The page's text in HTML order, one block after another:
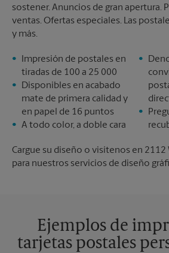
sostener. Anuncios de gran apertura.
ventas. Ofertas especiales. Las
y más.
Impresión de postales en
tiradas de 100 a 25 000
Disponibles en acabado
mate de primera calidad y
en papel de 16 puntos
A todo color, a doble cara
Cargue su diseño o visítenos en 2112
para nuestros servicios de diseño
Ejemplos de
tarjetas postales